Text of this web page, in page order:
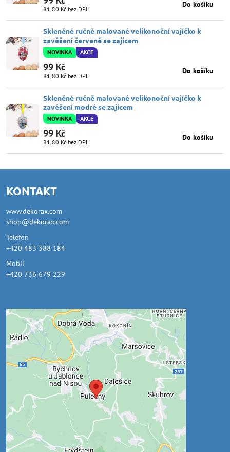
81,80 Kč bez DPH
Do košíku
Skleněné ručně malované velikonoční vajíčko k
zavěšení červené se zajícem
NOVINKA AKCE
99 Kč
81,80 Kč bez DPH
Do košíku
Skleněné ručně malované velikonoční vajíčko k
zavěšení modré se zajícem
NOVINKA AKCE
99 Kč
81,80 Kč bez DPH
Do košíku
KONTAKT
www.dekorax.com
shop@dekorax.com
Telefon
+420 483 388 184
Mobil
+420 736 679 229
Externí obsah je blokován
Volbami soukromí
Přejete si načíst externí obsah?
Povolit jednou
Povolit a zapamatovat - souhlas s druhem
cookie: Funkční